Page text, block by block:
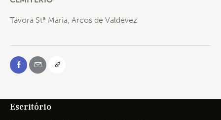
Távora Stª Maria, Arcos de Valdevez
Escritório